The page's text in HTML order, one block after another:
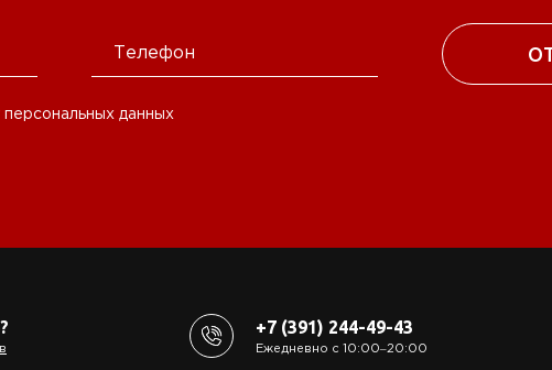
данных
+7 (391) 244-49-43
Ежедневно с 10:00‒20:00